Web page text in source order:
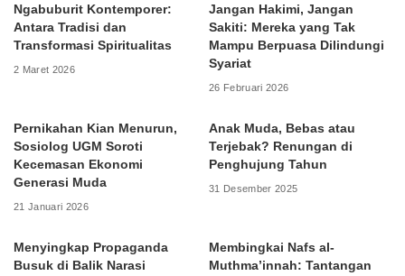
Ngabuburit Kontemporer:
Antara Tradisi dan
Transformasi Spiritualitas
2 Maret 2026
Jangan Hakimi, Jangan
Sakiti: Mereka yang Tak
Mampu Berpuasa Dilindungi
Syariat
26 Februari 2026
Pernikahan Kian Menurun,
Sosiolog UGM Soroti
Kecemasan Ekonomi
Generasi Muda
21 Januari 2026
Anak Muda, Bebas atau
Terjebak? Renungan di
Penghujung Tahun
31 Desember 2025
Menyingkap Propaganda
Busuk di Balik Narasi
Membingkai Nafs al-
Muthma’innah: Tantangan